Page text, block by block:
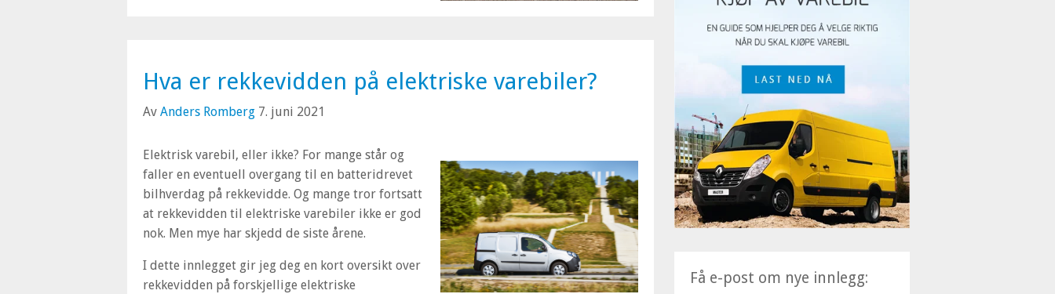
Hva er rekkevidden på elektriske varebiler?
Av Anders Romberg 7. juni 2021
Elektrisk varebil, eller ikke? For mange står og
faller en eventuell overgang til en batteridrevet
bilhverdag på rekkevidde. Og mange tror fortsatt
at rekkevidden til elektriske varebiler ikke er god
nok. Men mye har skjedd de siste årene.
I dette innlegget gir jeg deg en kort oversikt over
rekkevidden på forskjellige elektriske
Få e-post om nye innlegg: